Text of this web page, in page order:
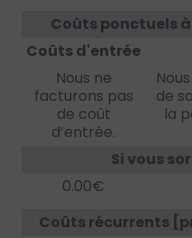
Coûts ponctuels
Coûts d'entrée
Nous ne
facturons pas
de coût
d’entrée.
de
la
Si vous
0.00€
Coûts récurrents